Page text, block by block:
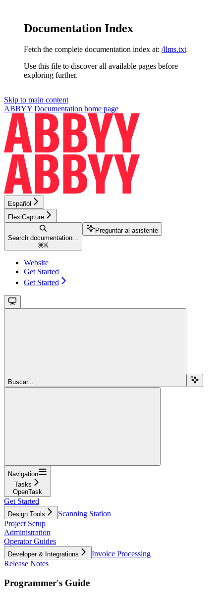
Documentation Index
Fetch the complete documentation index at: /llms.txt
Use this file to discover all available pages before
exploring further.
Skip to main content
ABBYY Documentation home page
Español
FlexiCapture
Search documentation...
⌘ K
Preguntar al asistente
Website
Get Started
Get Started
Buscar...
Navigation
Tasks
OpenTask
Get Started
Design Tools
Scanning Station
Project Setup
Administration
Operator Guides
Developer & Integrations
Invoice Processing
Release Notes
Programmer's Guide